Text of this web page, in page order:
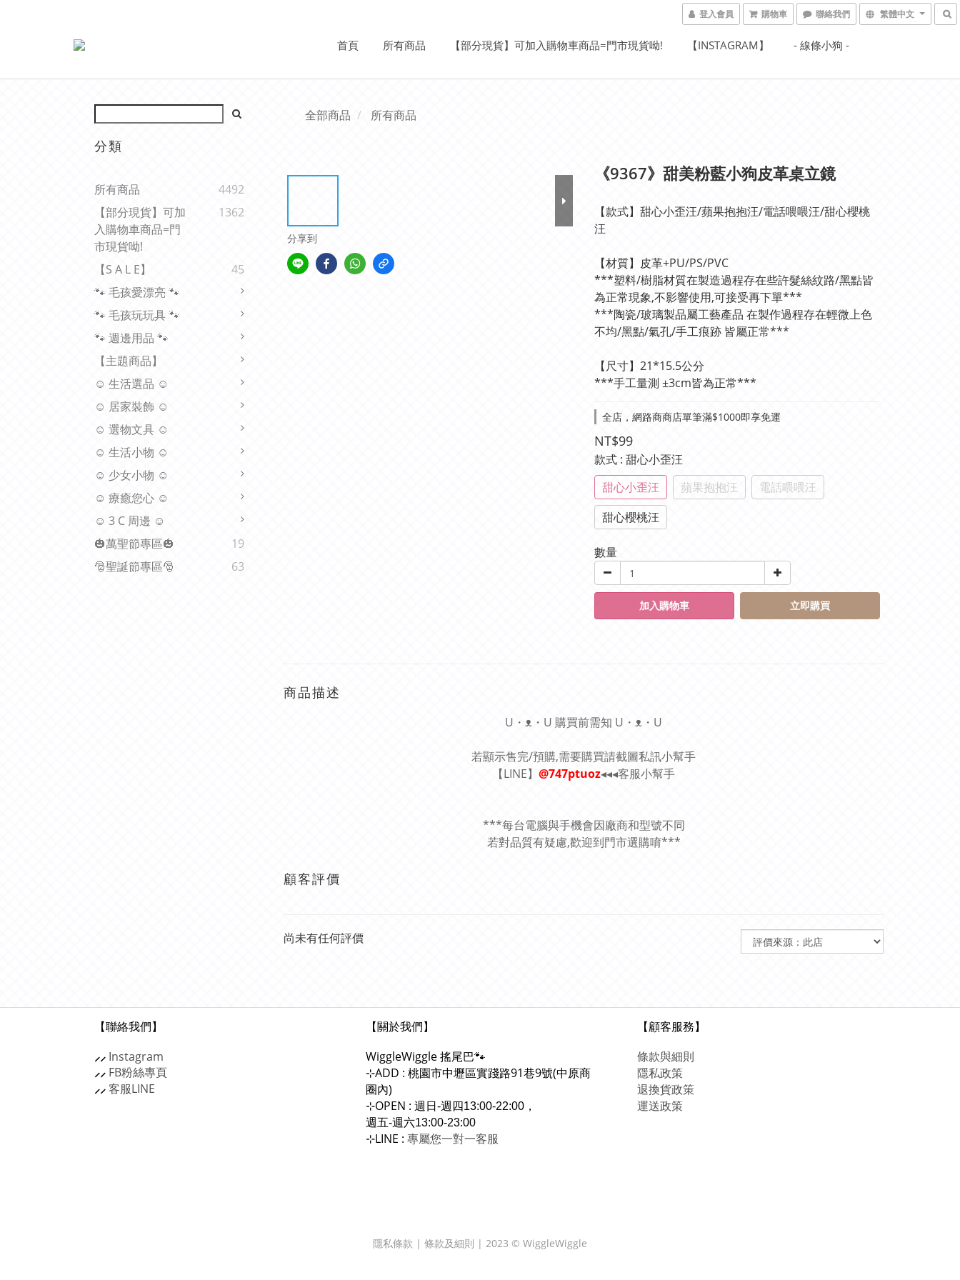
登入會員 購物車 聯絡我們 繁體中文
首頁 所有商品 【部分現貨】可加入購物車商品=門市現貨呦! 【INSTAGRAM】 - 線條小狗 -
分類
所有商品
4492
【部分現貨】可加
入購物車商品=門
市現貨呦!
1362
【s A L E】
45
🐾 毛孩愛漂亮 🐾
🐾 毛孩玩玩具 🐾
🐾 週邊用品 🐾
【主題商品】
☺ 生活選品 ☺
☺ 居家裝飾 ☺
☺ 選物文具 ☺
☺ 生活小物 ☺
☺ 少女小物 ☺
☺ 療癒您心 ☺
☺ 3 C 周邊 ☺
🎃萬聖節專區🎃
19
🎅聖誕節專區🎅
63
全部商品 所有商品
分享到
《9367》甜美粉藍小狗皮革桌立鏡
【款式】甜心小歪汪/蘋果抱抱汪/電話喂喂汪/甜心櫻桃
汪
【材質】皮革+PU/PS/PVC
***塑料/樹脂材質在製造過程存在些許髮絲紋路/黑點皆
為正常現象,不影響使用,可接受再下單***
***陶瓷/玻璃製品屬工藝產品 在製作過程存在輕微上色
不均/黑點/氣孔/手工痕跡 皆屬正常***
【尺寸】21*15.5公分
***手工量測 ±3cm皆為正常***
全店，網路商商店單筆滿$1000即享免運
NT$99
款式 : 甜心小歪汪
甜心小歪汪
蘋果抱抱汪
電話喂喂汪
甜心櫻桃汪
數量
加入購物車 立即購買
商品描述
U・ᴥ・U 購買前需知 U・ᴥ・U
若顯示售完/預購,需要購買請截圖私訊小幫手
【LINE】 @747ptuoz◂◂◂客服小幫手
***每台電腦與手機會因廠商和型號不同
若對品質有疑慮,歡迎到門市選購唷***
顧客評價
尚未有任何評價
【聯絡我們】
⸝⸝ Instagram
⸝⸝ FB粉絲專頁
⸝⸝客服LINE
【關於我們】
WiggleWiggle搖尾巴🐾
⊹ADD : 桃園市中壢區實踐路91巷9號(中原商
圈內)
⊹OPEN : 週日-週四13:00-22:00，
週五-週六13:00-23:00
⊹LINE : 專屬您一對一客服
【顧客服務】
條款與細則
隱私政策
退換貨政策
運送政策
隱私條款 | 條款及細則 | 2023 © WiggleWiggle